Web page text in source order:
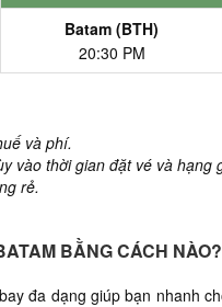
Batam (BTH)
20:30 PM
và phí.
vào thời gian đặt vé và hạng
rẻ.
BẰNG CÁCH NÀO?
đa dạng giúp bạn nhanh